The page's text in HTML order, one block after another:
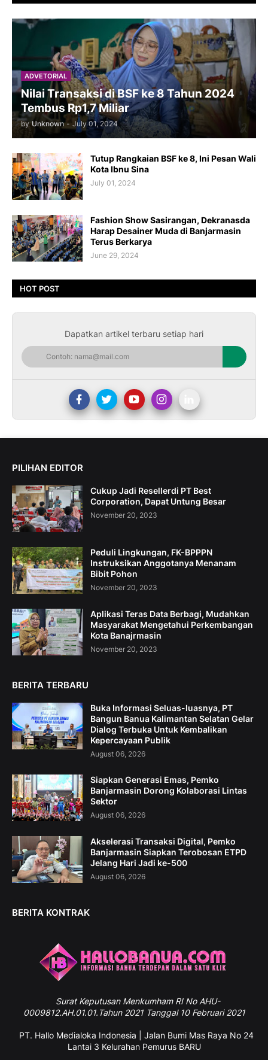
ADVETORIAL
Nilai Transaksi di BSF ke 8 Tahun 2024
Tembus Rp1,7 Miliar
by Unknown - July 01, 2024
Tutup Rangkaian BSF ke 8, Ini Pesan Wali
Kota Ibnu Sina
July 01, 2024
Fashion Show Sasirangan, Dekranasda
Harap Desainer Muda di Banjarmasin
Terus Berkarya
June 29, 2024
HOT POST
Dapatkan artikel terbaru setiap hari
PILIHAN EDITOR
Cukup Jadi Resellerdi PT Best
Corporation, Dapat Untung Besar
November 20, 2023
Peduli Lingkungan, FK-BPPPN
Instruksikan Anggotanya Menanam
Bibit Pohon
November 20, 2023
Aplikasi Teras Data Berbagi, Mudahkan
Masyarakat Mengetahui Perkembangan
Kota Banajrmasin
November 20, 2023
BERITA TERBARU
Buka Informasi Seluas-luasnya, PT
Bangun Banua Kalimantan Selatan Gelar
Dialog Terbuka Untuk Kembalikan
Kepercayaan Publik
August 06, 2026
Siapkan Generasi Emas, Pemko
Banjarmasin Dorong Kolaborasi Lintas
Sektor
August 06, 2026
Akselerasi Transaksi Digital, Pemko
Banjarmasin Siapkan Terobosan ETPD
Jelang Hari Jadi ke-500
August 06, 2026
BERITA KONTRAK
SuratKeputusan Menkumham RI No AHU-
0009812.AH.01.01.Tahun 2021 Tanggal 10 Februari 2021
PT. Hallo Medialoka Indonesia | Jalan Bumi Mas Raya No 24
Lantai 3 Kelurahan Pemurus BARU